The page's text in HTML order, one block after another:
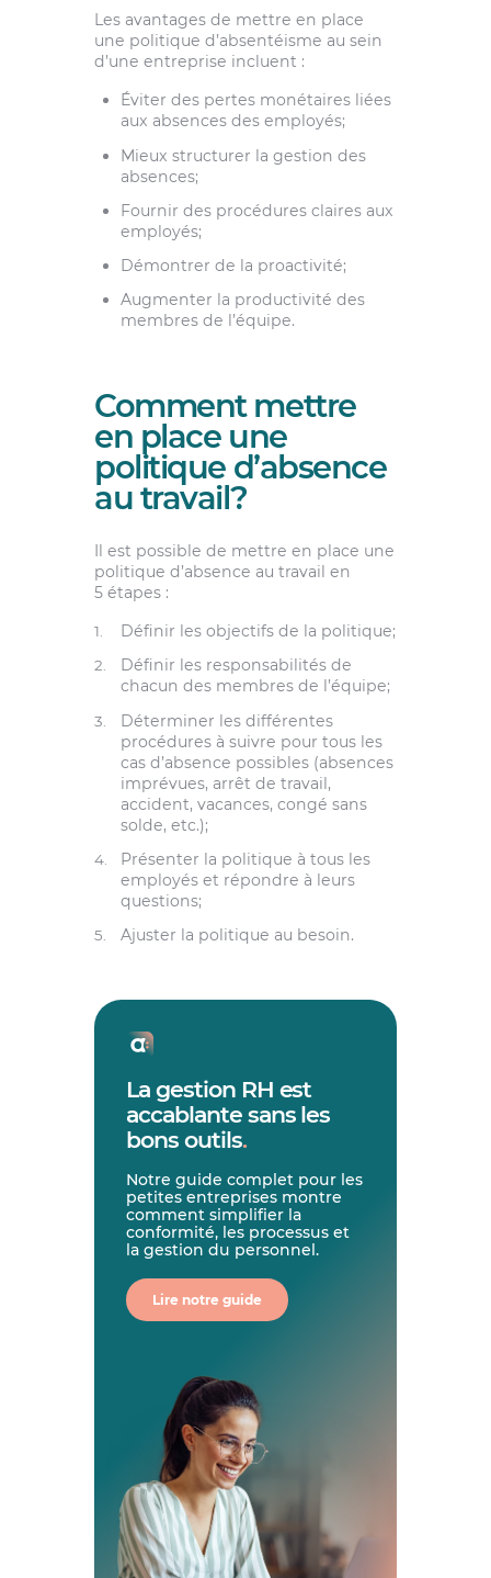
Les avantages de mettre en place
une politique d’absentéisme au sein
d’une entreprise incluent :
Éviter des pertes monétaires liées
aux absences des employés;
Mieux structurer la gestion des
absences;
Fournir des procédures claires aux
employés;
Démontrer de la proactivité;
Augmenter la productivité des
membres de l’équipe.
Comment mettre
en place une
politique d’absence
au travail?
Il est possible de mettre en place une
politique d’absence au travail en
5 étapes :
Définir les objectifs de la politique;
Définir les responsabilités de
chacun des membres de l’équipe;
Déterminer les différentes
procédures à suivre pour tous les
cas d’absence possibles (absences
imprévues, arrêt de travail,
accident, vacances, congé sans
solde, etc.);
Présenter la politique à tous les
employés et répondre à leurs
questions;
Ajuster la politique au besoin.
La gestion RH est
accablante sans les
bons outils.
Notre guide complet pour les
petites entreprises montre
comment simplifier la
conformité, les processus et
la gestion du personnel.
Lire notre guide